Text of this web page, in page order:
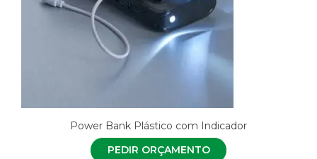
Power Bank Plástico com Indicador
PEDIR ORÇAMENTO